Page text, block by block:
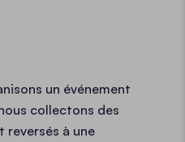
un événement
collectons des
reversés à une